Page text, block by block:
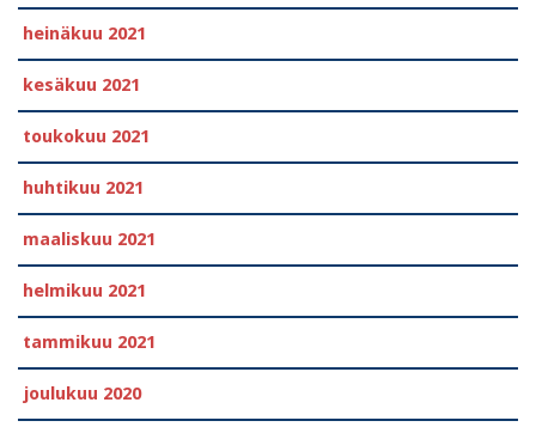
heinäkuu 2021
kesäkuu 2021
toukokuu 2021
huhtikuu 2021
maaliskuu 2021
helmikuu 2021
tammikuu 2021
joulukuu 2020